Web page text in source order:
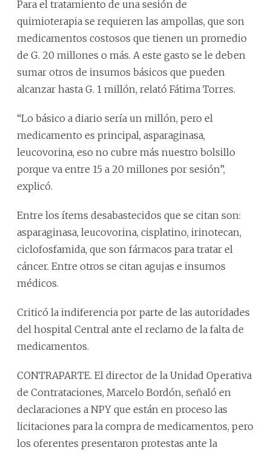
Para el tratamiento de una sesión de
quimioterapia se requieren las ampollas, que son
medicamentos costosos que tienen un promedio
de G. 20 millones o más. A este gasto se le deben
sumar otros de insumos básicos que pueden
alcanzar hasta G. 1 millón, relató Fátima Torres.
“Lo básico a diario sería un millón, pero el
medicamento es principal, asparaginasa,
leucovorina, eso no cubre más nuestro bolsillo
porque va entre 15 a 20 millones por sesión”,
explicó.
Entre los ítems desabastecidos que se citan son:
asparaginasa, leucovorina, cisplatino, irinotecan,
ciclofosfamida, que son fármacos para tratar el
cáncer. Entre otros se citan agujas e insumos
médicos.
Criticó la indiferencia por parte de las autoridades
del hospital Central ante el reclamo de la falta de
medicamentos.
CONTRAPARTE. El director de la Unidad Operativa
de Contrataciones, Marcelo Bordón, señaló en
declaraciones a NPY que están en proceso las
licitaciones para la compra de medicamentos, pero
los oferentes presentaron protestas ante la